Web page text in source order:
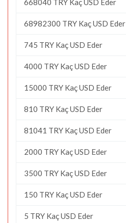
68982300 TRY Kaç USD Eder
745 TRY Kaç USD Eder
4000 TRY Kaç USD Eder
15000 TRY Kaç USD Eder
810 TRY Kaç USD Eder
81041 TRY Kaç USD Eder
2000 TRY Kaç USD Eder
3500 TRY Kaç USD Eder
150 TRY Kaç USD Eder
5 TRY Kaç USD Eder